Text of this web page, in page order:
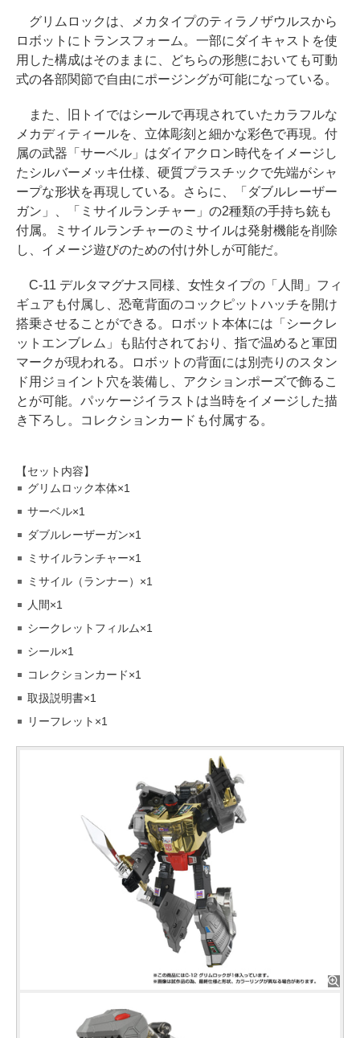
グリムロックは、メカタイプのティラノザウルスから
ロボットにトランスフォーム。一部にダイキャストを使
用した構成はそのままに、どちらの形態においても可動
式の各部関節で自由にポージングが可能になっている。
また、旧トイではシールで再現されていたカラフルな
メカディティールを、立体彫刻と細かな彩色で再現。付
属の武器「サーベル」はダイアクロン時代をイメージし
たシルバーメッキ仕様、硬質プラスチックで先端がシャ
ープな形状を再現している。さらに、「ダブルレーザー
ガン」、「ミサイルランチャー」の2種類の手持ち銃も
付属。ミサイルランチャーのミサイルは発射機能を削除
し、イメージ遊びのための付け外しが可能だ。
C-11 デルタマグナス同様、女性タイプの「人間」フィ
ギュアも付属し、恐竜背面のコックピットハッチを開け
搭乗させることができる。ロボット本体には「シークレ
ットエンブレム」も貼付されており、指で温めると軍団
マークが現われる。ロボットの背面には別売りのスタン
ド用ジョイント穴を装備し、アクションポーズで飾るこ
とが可能。パッケージイラストは当時をイメージした描
き下ろし。コレクションカードも付属する。
【セット内容】
グリムロック本体×1
サーベル×1
ダブルレーザーガン×1
ミサイルランチャー×1
ミサイル（ランナー）×1
人間×1
シークレットフィルム×1
シール×1
コレクションカード×1
取扱説明書×1
リーフレット×1